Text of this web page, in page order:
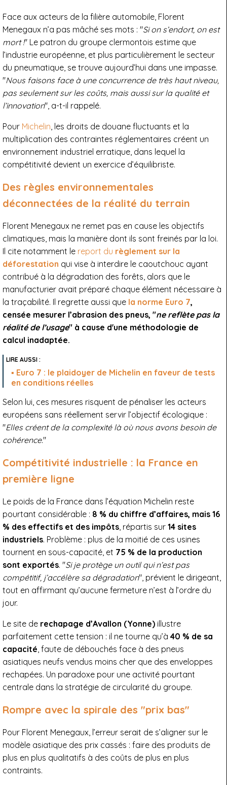
Face aux acteurs de la filière automobile, Florent
Menegaux n’a pas mâché ses mots : "Si on s’endort, on est
mort !" Le patron du groupe clermontois estime que
l’industrie européenne, et plus particulièrement le secteur
du pneumatique, se trouve aujourd’hui dans une impasse.
"Nous faisons face à une concurrence de très haut niveau,
pas seulement sur les coûts, mais aussi sur la qualité et
l’innovation", a-t-il rappelé.
Pour Michelin , les droits de douane fluctuants et la
multiplication des contraintes réglementaires créent un
environnement industriel erratique, dans lequel la
compétitivité devient un exercice d’équilibriste.
Des règles environnementales
déconnectées de la réalité du terrain
Florent Menegaux ne remet pas en cause les objectifs
climatiques, mais la manière dont ils sont freinés par la loi.
Il cite notamment le report du règlement sur la
déforestation qui vise à interdire le caoutchouc ayant
contribué à la dégradation des forêts, alors que le
manufacturier avait préparé chaque élément nécessaire à
la traçabilité. Il regrette aussi que la norme Euro 7,
censée mesurer l’abrasion des pneus, "ne reflète pas la
réalité de l’usage" à cause d'une méthodologie de
calcul inadaptée.
Euro 7 : le plaidoyer de Michelin en faveur de tests
en conditions réelles
Selon lui, ces mesures risquent de pénaliser les acteurs
européens sans réellement servir l’objectif écologique :
"Elles créent de la complexité là où nous avons besoin de
cohérence."
Compétitivité industrielle : la France en
première ligne
Le poids de la France dans l’équation Michelin reste
pourtant considérable : 8 % du chiffre d’affaires, mais 16
% des effectifs et des impôts , répartis sur 14 sites
industriels. Problème : plus de la moitié de ces usines
tournent en sous-capacité, et 75 % de la production
sont exportés. "Si je protège un outil qui n’est pas
compétitif, j’accélère sa dégradation", prévient le dirigeant,
tout en affirmant qu’aucune fermeture n’est à l’ordre du
jour.
Le site de rechapage d’Avallon (Yonne) illustre
parfaitement cette tension : il ne tourne qu’à 40 % de sa
capacité , faute de débouchés face à des pneus
asiatiques neufs vendus moins cher que des enveloppes
rechapées. Un paradoxe pour une activité pourtant
centrale dans la stratégie de circularité du groupe.
Rompre avec la spirale des "prix bas"
Pour Florent Menegaux, l’erreur serait de s’aligner sur le
modèle asiatique des prix cassés : faire des produits de
plus en plus qualitatifs à des coûts de plus en plus
contraints.